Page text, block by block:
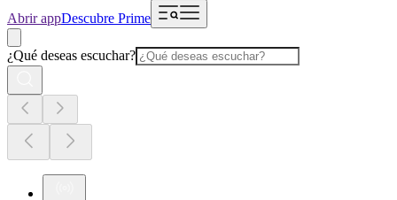
Abrir appDescubre Prime
¿Qué deseas escuchar?